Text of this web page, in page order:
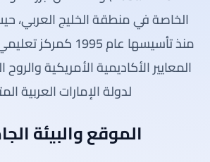
الخاصة في منطقة الخليج العربي،
منذ تأسيسها عام
المعايير الأكاديمية الأمريكية
لدولة الإمارات العربية
الموقع والبيئة